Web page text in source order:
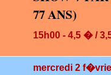
77 ANS)
15h00 - 4,5 � /
mercredi 2